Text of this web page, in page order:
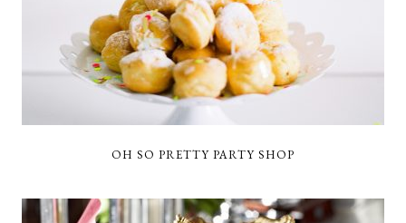
OH SO PRETTY PARTY SHOP